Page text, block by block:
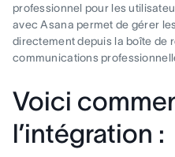
professionnel pour les
avec Asana permet de gérer
directement depuis la boîte de
communications
Voici
l’intégration :